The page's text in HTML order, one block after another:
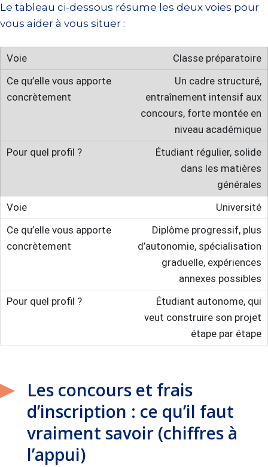
Le tableau ci-dessous résume les deux voies pour
vous aider à vous situer :
Classe préparatoire
Un cadre structuré,
entraînement intensif aux
concours, forte montée en
niveau académique
Étudiant régulier, solide
dans les matières
générales
Université
Diplôme progressif, plus
d’autonomie, spécialisation
graduelle, expériences
annexes possibles
Étudiant autonome, qui
veut construire son projet
étape par étape
Les concours et frais
d’inscription : ce qu’il faut
vraiment savoir (chiffres à
l’appui)